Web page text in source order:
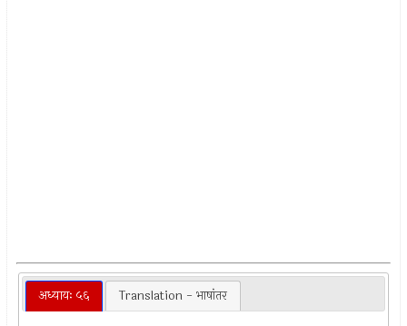
अध्यायः ५६ Translation - भाषांतर